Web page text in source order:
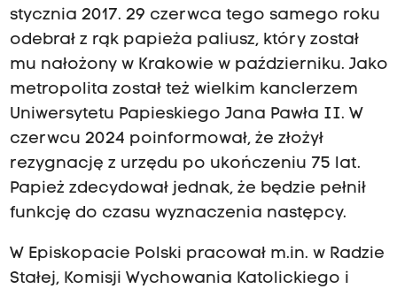
stycznia 2017. 29 czerwca tego samego roku
odebrał z rąk papieża paliusz, który został
mu nałożony w Krakowie w październiku. Jako
metropolita został też wielkim kanclerzem
Uniwersytetu Papieskiego Jana Pawła II. W
czerwcu 2024 poinformował, że złożył
rezygnację z urzędu po ukończeniu 75 lat.
Papież zdecydował jednak, że będzie pełnił
funkcję do czasu wyznaczenia następcy.
W Episkopacie Polski pracował m.in. w Radzie
Stałej, Komisji Wychowania Katolickiego i